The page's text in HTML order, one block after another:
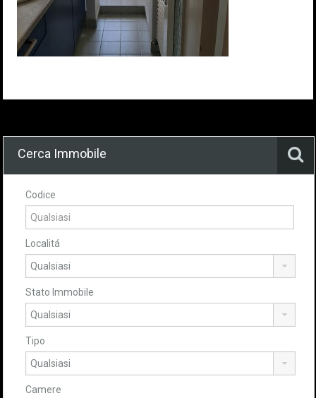
Cerca Immobile
Codice
Localitá
Stato Immobile
Tipo
Camere